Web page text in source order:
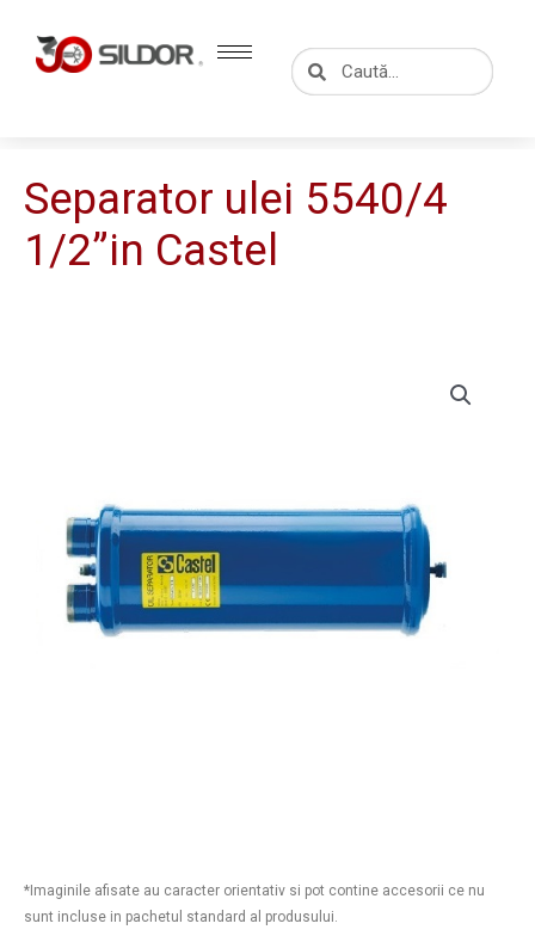
content
CautăCaută
Separator ulei 5540/4
1/2”in Castel
*Imaginile afisate au caracter orientativ si pot contine accesorii ce nu
sunt incluse in pachetul standard al produsului.